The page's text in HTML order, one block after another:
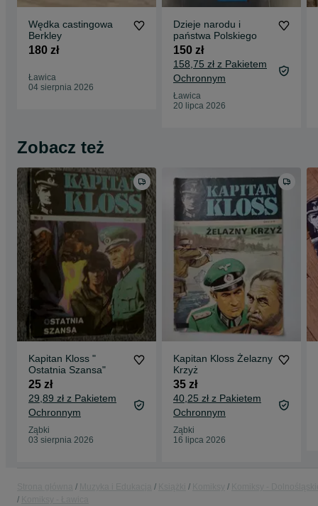
Wędka castingowa
Berkley
180 zł
Ławica
04 sierpnia 2026
Dzieje narodu i
państwa Polskiego
150 zł
158,75 zł z Pakietem
Ochronnym
Ławica
20 lipca 2026
Zobacz też
Kapitan Kloss "
Ostatnia Szansa"
25 zł
29,89 zł z Pakietem
Ochronnym
Ząbki
03 sierpnia 2026
Kapitan Kloss Żelazny
Krzyż
35 zł
40,25 zł z Pakietem
Ochronnym
Ząbki
16 lipca 2026